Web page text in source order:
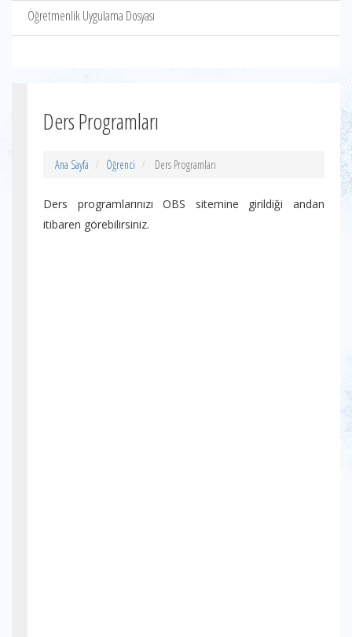
Öğretmenlik Uygulama Dosyası
Ders Programları
Ana Sayfa Öğrenci Ders Programları
Ders programlarınızı OBS sitemine girildiği andan
itibaren görebilirsiniz.